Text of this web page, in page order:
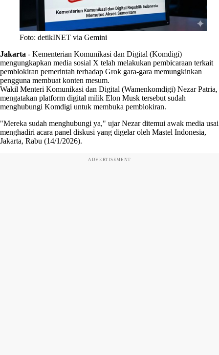
Foto: detikINET via Gemini
Jakarta - Kementerian Komunikasi dan Digital (Komdigi)
mengungkapkan media sosial X telah melakukan pembicaraan terkait
pemblokiran pemerintah terhadap Grok gara-gara memungkinkan
pengguna membuat konten mesum.
Wakil Menteri Komunikasi dan Digital (Wamenkomdigi) Nezar Patria,
mengatakan platform digital milik Elon Musk tersebut sudah
menghubungi Komdigi untuk membuka pemblokiran.
"Mereka sudah menghubungi ya," ujar Nezar ditemui awak media usai
menghadiri acara panel diskusi yang digelar oleh Mastel Indonesia,
Jakarta, Rabu (14/1/2026).
ADVERTISEMENT